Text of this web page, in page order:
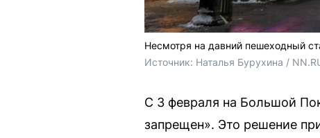
Несмотря на давний пешеходный
Источник: Наталья Бурухина /
С 3 февраля на Большой
запрещен». Это решение